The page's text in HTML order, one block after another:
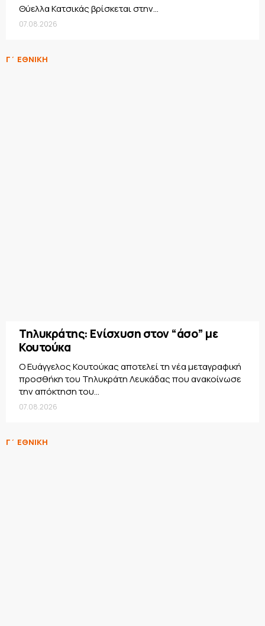
Θύελλα Κατσικάς βρίσκεται στην...
07.08.2026
Γ΄ ΕΘΝΙΚΗ
Τηλυκράτης: Ενίσχυση στον “άσο” με
Κουτούκα
Ο Ευάγγελος Κουτούκας αποτελεί τη νέα μεταγραφική
προσθήκη του Τηλυκράτη Λευκάδας που ανακοίνωσε
την απόκτηση του...
07.08.2026
Γ΄ ΕΘΝΙΚΗ